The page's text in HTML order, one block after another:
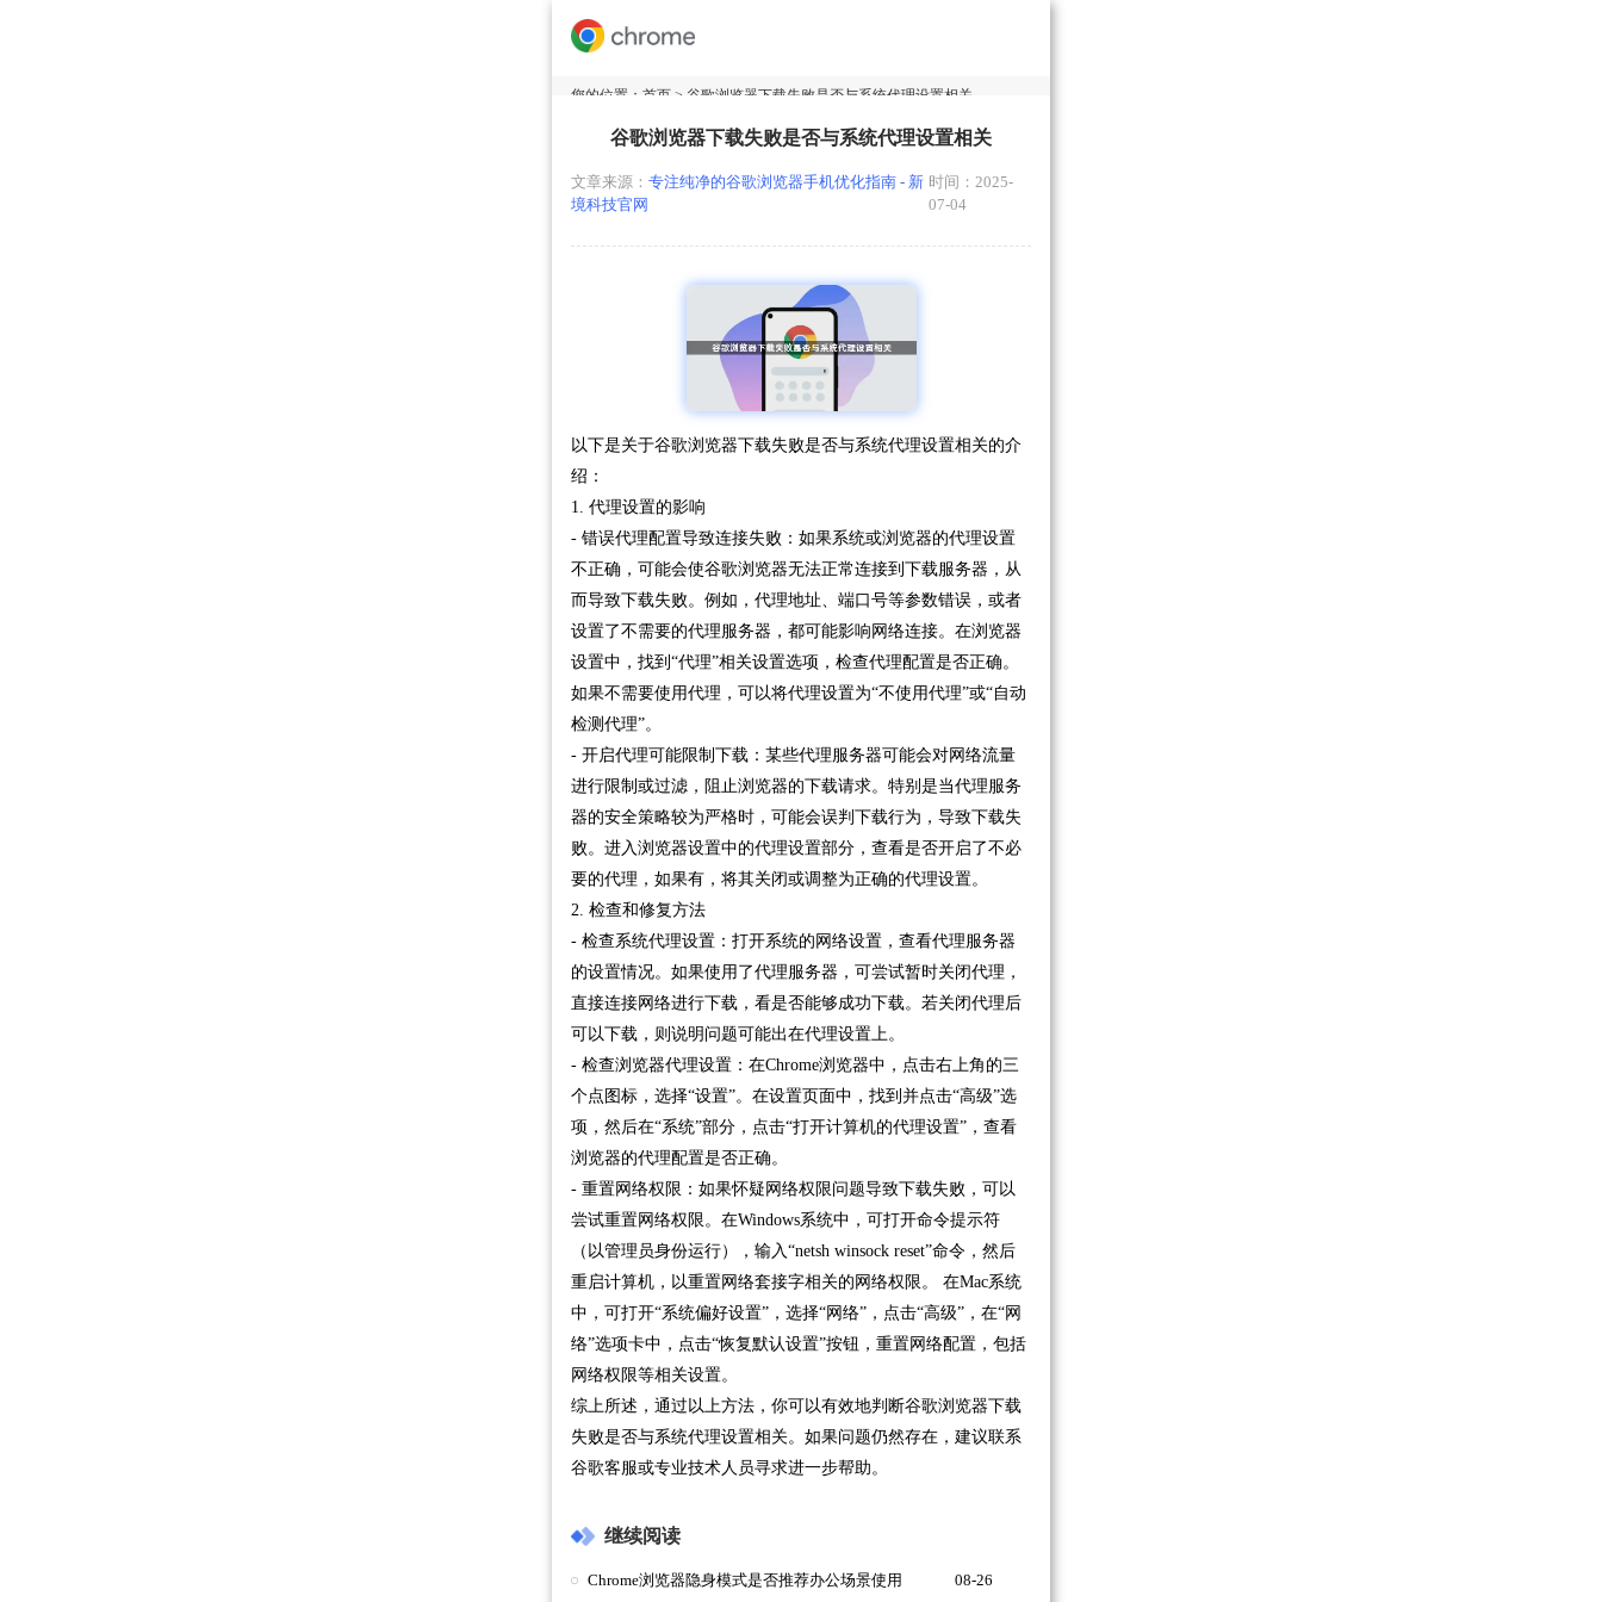
您的位置： 首页 > 谷歌浏览器下载失败是否与系统代理设置相关
谷歌浏览器下载失败是否与系统代理设置相关
文章来源： 专注纯净的谷歌浏览器手机优化指南 - 新
境科技官网
时间：2025-
07-04
以下是关于谷歌浏览器下载失败是否与系统代理设置相关的介
绍：
1. 代理设置的影响
- 错误代理配置导致连接失败：如果系统或浏览器的代理设置
不正确，可能会使谷歌浏览器无法正常连接到下载服务器，从
而导致下载失败。例如，代理地址、端口号等参数错误，或者
设置了不需要的代理服务器，都可能影响网络连接。在浏览器
设置中，找到“代理”相关设置选项，检查代理配置是否正确。
如果不需要使用代理，可以将代理设置为“不使用代理”或“自动
检测代理”。
- 开启代理可能限制下载：某些代理服务器可能会对网络流量
进行限制或过滤，阻止浏览器的下载请求。特别是当代理服务
器的安全策略较为严格时，可能会误判下载行为，导致下载失
败。进入浏览器设置中的代理设置部分，查看是否开启了不必
要的代理，如果有，将其关闭或调整为正确的代理设置。
2. 检查和修复方法
- 检查系统代理设置：打开系统的网络设置，查看代理服务器
的设置情况。如果使用了代理服务器，可尝试暂时关闭代理，
直接连接网络进行下载，看是否能够成功下载。若关闭代理后
可以下载，则说明问题可能出在代理设置上。
- 检查浏览器代理设置：在Chrome浏览器中，点击右上角的三
个点图标，选择“设置”。在设置页面中，找到并点击“高级”选
项，然后在“系统”部分，点击“打开计算机的代理设置”，查看
浏览器的代理配置是否正确。
- 重置网络权限：如果怀疑网络权限问题导致下载失败，可以
尝试重置网络权限。在Windows系统中，可打开命令提示符
（以管理员身份运行），输入“netsh winsock reset”命令，然后
重启计算机，以重置网络套接字相关的网络权限。 在Mac系统
中，可打开“系统偏好设置”，选择“网络”，点击“高级”，在“网
络”选项卡中，点击“恢复默认设置”按钮，重置网络配置，包括
网络权限等相关设置。
综上所述，通过以上方法，你可以有效地判断谷歌浏览器下载
失败是否与系统代理设置相关。如果问题仍然存在，建议联系
谷歌客服或专业技术人员寻求进一步帮助。
继续阅读
Chrome浏览器隐身模式是否推荐办公场景使用 08-26